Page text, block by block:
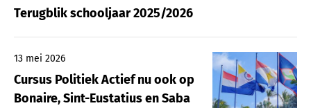
Terugblik schooljaar 2025/2026
13 mei 2026
Cursus Politiek Actief nu ook op
Bonaire, Sint-Eustatius en Saba